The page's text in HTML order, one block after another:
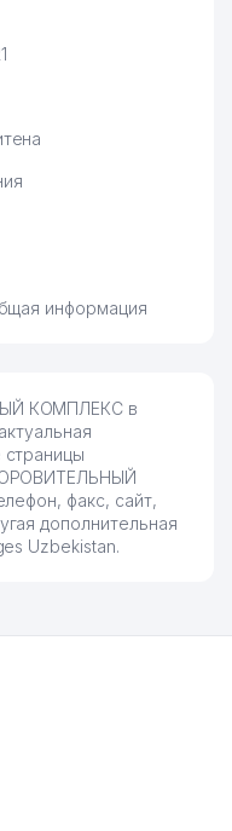
информация
КОМПЛЕКС в
факс, сайт,
дополнительная
Uzbekistan.